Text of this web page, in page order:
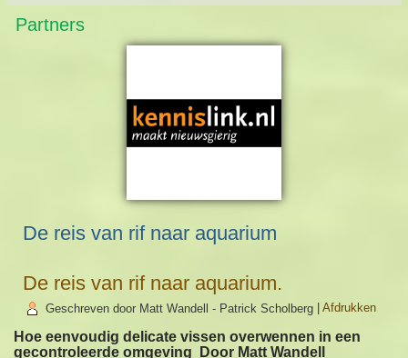
Partners
De reis van rif naar aquarium
De reis van rif naar aquarium.
Geschreven door Matt Wandell - Patrick Scholberg |Afdrukken
Hoe eenvoudig delicate vissen overwennen in een
gecontroleerde omgeving Door Matt Wandell